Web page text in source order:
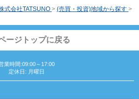
式会社TATSUNO > (売買・投資)地域から探す >
ージトップに戻る
業時間:09:00～17:00
定休日: 月曜日